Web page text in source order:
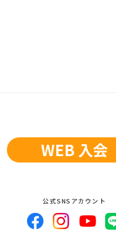
WEB 入会
公式SNSアカウント